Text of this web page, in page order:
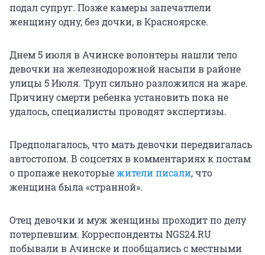
подал супруг. Позже камеры запечатлели
женщину одну, без дочки, в Красноярске.
Днем 5 июля в Ачинске волонтеры нашли тело
девочки на железнодорожной насыпи в районе
улицы 5 Июля. Труп сильно разложился на жаре.
Причину смерти ребенка установить пока не
удалось, специалисты проводят экспертизы.
Предполагалось, что мать девочки передвигалась
автостопом. В соцсетях в комментариях к постам
о пропаже некоторыежители писали, что
женщина была «странной».
Отец девочки и муж женщины проходит по делу
потерпевшим. Корреспонденты NGS24.RU
побывали в Ачинске и пообщались с местными